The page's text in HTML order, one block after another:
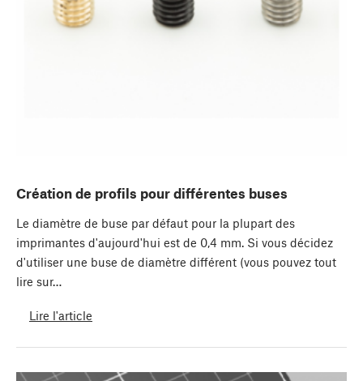
Création de profils pour différentes buses
Le diamètre de buse par défaut pour la plupart des
imprimantes d'aujourd'hui est de 0,4 mm. Si vous décidez
d'utiliser une buse de diamètre différent (vous pouvez tout
lire sur…
Lire l'article